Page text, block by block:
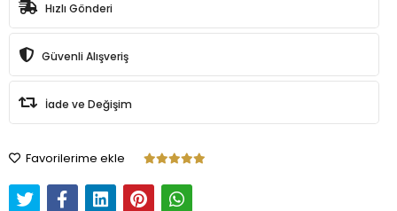
Hızlı Gönderi
Güvenli Alışveriş
İade ve Değişim
Favorilerime ekle